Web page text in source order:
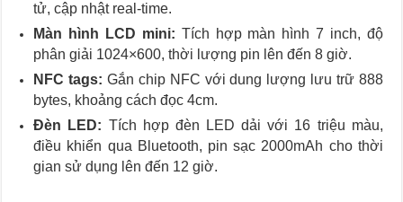
tử, cập nhật real-time.
Màn hình LCD mini: Tích hợp màn hình 7 inch, độ
phân giải 1024×600, thời lượng pin lên đến 8 giờ.
NFC tags: Gắn chip NFC với dung lượng lưu trữ 888
bytes, khoảng cách đọc 4cm.
Đèn LED: Tích hợp đèn LED dải với 16 triệu màu,
điều khiển qua Bluetooth, pin sạc 2000mAh cho thời
gian sử dụng lên đến 12 giờ.